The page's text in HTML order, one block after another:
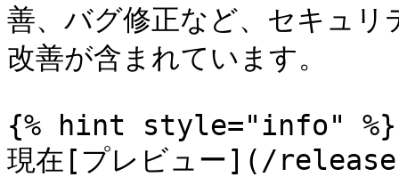
善、バグ修正など、セキュ
改善が含まれています。
{% hint style="info" %}
現在[プレビュー](/